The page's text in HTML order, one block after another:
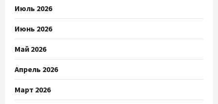
Июль 2026
Июнь 2026
Май 2026
Апрель 2026
Март 2026